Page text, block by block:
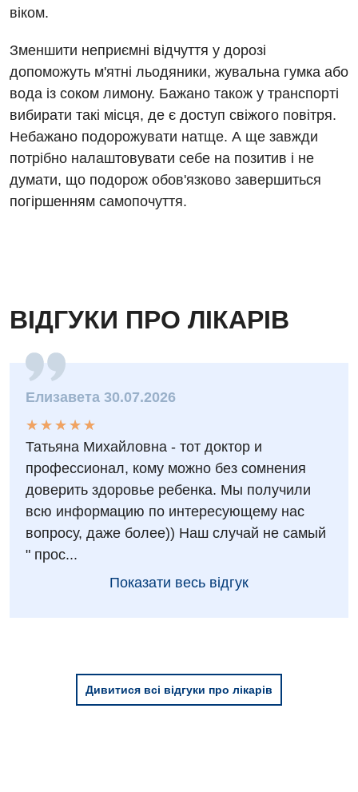
Для дітей
Дитяча алергологія
Дитяча гастроентерологія
Дитяча гінекологія
Дитяча дерматовенерологія
Дитяча ортопедія і травматологія
Дитяча оториноларингологія
Дитяча офтальмологія
Дитяча урологія
Дитяча хірургія
Педіатрія
віком.
Зменшити неприємні відчуття у дорозі
допоможуть м'ятні льодяники, жувальна гумка або
вода із соком лимону. Бажано також у транспорті
вибирати такі місця, де є доступ свіжого повітря.
Небажано подорожувати натще. А ще завжди
потрібно налаштовувати себе на позитив і не
думати, що подорож обов'язково завершиться
погіршенням самопочуття.
ВІДГУКИ ПРО ЛІКАРІВ
Елизавета 30.07.2026
★
★
★
★
★
★ ★ ★ ★ ★
Татьяна Михайловна - тот доктор и
профессионал, кому можно без сомнения
доверить здоровье ребенка. Мы получили
всю информацию по интересующему нас
вопросу, даже более)) Наш случай не самый
" прос...
Показати весь відгук
Дивитися всі відгуки про лікарів